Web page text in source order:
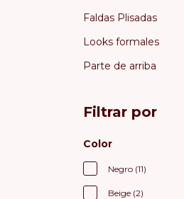
Faldas Plisadas
Looks formales
Parte de arriba
Filtrar por
Color
Negro (11)
Beige (2)